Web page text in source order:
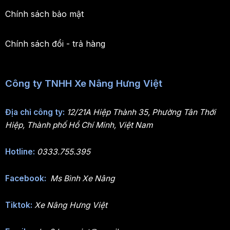
Chính sách bảo mật
Chính sách đổi - trả hàng
Công ty TNHH Xe Nâng Hưng Việt
Địa chỉ công ty: 12/21A Hiệp Thành 35, Phường Tân Thới
Hiệp, Thành phố Hồ Chí Minh, Việt Nam
Hotline: 0333.755.395
Facebook: Ms Bình Xe Nâng
Tiktok: Xe Nâng Hưng Việt